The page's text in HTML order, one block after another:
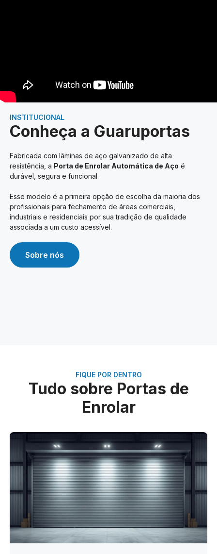
INSTITUCIONAL
Conheça a Guaruportas
Fabricada com lâminas de aço galvanizado de alta
resistência, a Porta de Enrolar Automática de Aço é
durável, segura e funcional.
Esse modelo é a primeira opção de escolha da maioria dos
profissionais para fechamento de áreas comerciais,
industriais e residenciais por sua tradição de qualidade
associada a um custo acessível.
Sobre nós
FIQUE POR DENTRO
Tudo sobre Portas de
Enrolar